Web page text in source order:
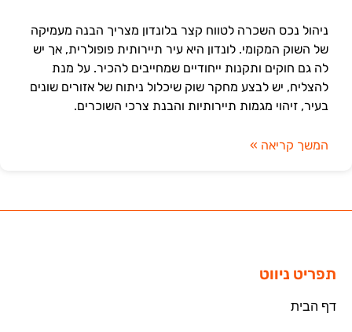
ניהול נכס השכרה לטווח קצר בלונדון מצריך הבנה מעמיקה
של השוק המקומי. לונדון היא עיר תיירותית פופולרית, אך יש
לה גם חוקים ותקנות ייחודיים שמחייבים להכיר. על מנת
להצליח, יש לבצע מחקר שוק שיכלול ניתוח של אזורים שונים
בעיר, זיהוי מגמות תיירותיות והבנת צרכי השוכרים.
המשך קריאה »
תפריט ניווט
דף הבית